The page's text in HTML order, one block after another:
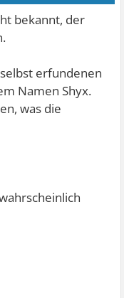
bekannt, der
erfundenen
Namen Shyx.
was die